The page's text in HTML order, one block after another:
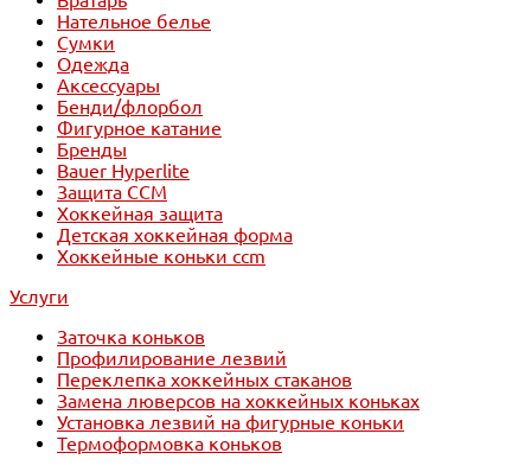
Нательное белье
Сумки
Одежда
Аксессуары
Бенди/флорбол
Фигурное катание
Бренды
Bauer Hyperlite
Защита CCM
Хоккейная защита
Детская хоккейная форма
Хоккейные коньки ccm
Услуги
Заточка коньков
Профилирование лезвий
Переклепка хоккейных стаканов
Замена люверсов на хоккейных коньках
Установка лезвий на фигурные коньки
Термоформовка коньков